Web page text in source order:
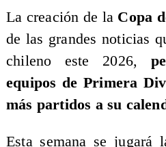
La creación de la Copa
de las grandes noticias
chileno este 2026,
equipos de Primera
más partidos a su
Esta semana se jugará